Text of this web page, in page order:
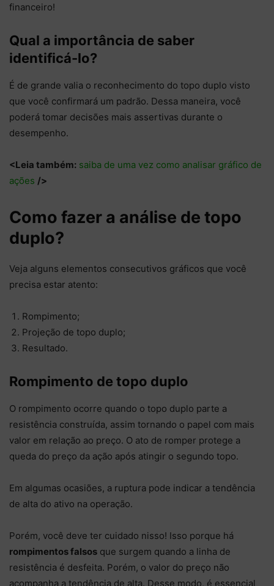
financeiro!
Qual a importância de saber
identificá-lo?
É de grande valia o reconhecimento do topo duplo visto
que você confirmará um padrão. Dessa maneira, você
poderá tomar decisões mais assertivas durante o
desempenho.
<Leia também: saiba de uma vez como analisar gráfico de
ações />
Como fazer a análise de topo
duplo?
Veja alguns elementos consecutivos gráficos que você
precisa estar atento:
Rompimento;
Projeção de topo duplo;
Resultado.
Rompimento de topo duplo
O rompimento ocorre quando o topo duplo parte a
resistência construída, assim tornando o papel com mais
valor em relação ao preço. O ato de romper protege a
queda do preço da ação após atingir o segundo topo.
Em algumas ocasiões, a ruptura pode indicar a tendência
de alta do ativo na operação.
Porém, você deve ter cuidado nisso! Isso porque há
rompimentos falsos que surgem quando a linha de
resistência é desfeita. Porém, o valor do preço não
acompanha a tendência de alta. Desse modo, é essencial